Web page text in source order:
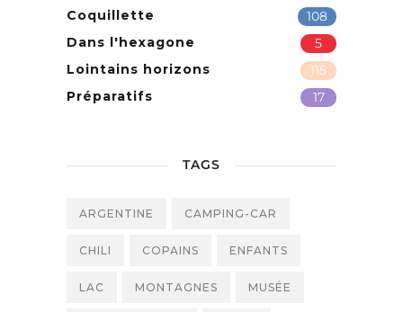
108
Coquillette
5
Dans l'hexagone
115
Lointains horizons
17
Préparatifs
TAGS
ARGENTINE CAMPING-CAR
CHILI COPAINS ENFANTS
LAC MONTAGNES MUSÉE